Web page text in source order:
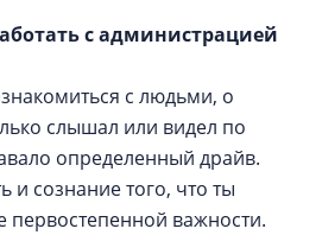
с администрацией
с людьми, о
слышал или видел по
определенный драйв.
и сознание того, что ты
первостепенной важности.